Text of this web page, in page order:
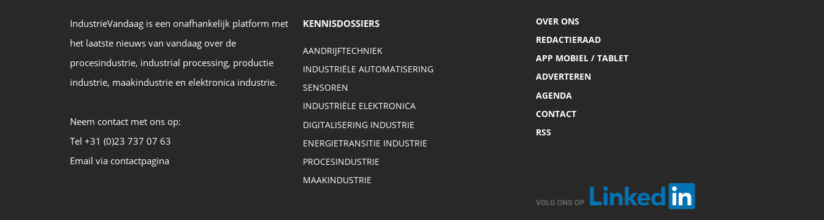
IndustrieVandaag is een onafhankelijk platform met
het laatste nieuws van vandaag over de
procesindustrie, industrial processing, productie
industrie, maakindustrie en elektronica industrie.
Neem contact met ons op:
Tel +31 (0)23 737 07 63
Email via contactpagina
KENNISDOSSIERS
AANDRIJFTECHNIEK
INDUSTRIËLE AUTOMATISERING
SENSOREN
INDUSTRIËLE ELEKTRONICA
DIGITALISERING INDUSTRIE
ENERGIETRANSITIE INDUSTRIE
PROCESINDUSTRIE
MAAKINDUSTRIE
OVER ONS
REDACTIERAAD
APP MOBIEL / TABLET
ADVERTEREN
AGENDA
CONTACT
RSS